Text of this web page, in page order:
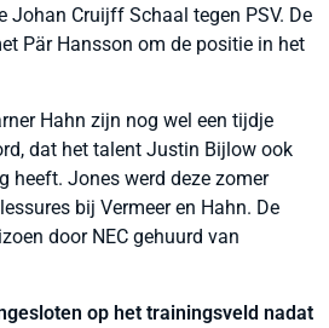
Johan Cruijff Schaal tegen PSV. De
Pär Hansson om de positie in het
Hahn zijn nog wel een tijdje
dat het talent Justin Bijlow ook
heeft. Jones werd deze zomer
bij Vermeer en Hahn. De
door NEC gehuurd van
op het trainingsveld nadat